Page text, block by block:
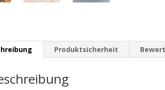
Produktsicherheit